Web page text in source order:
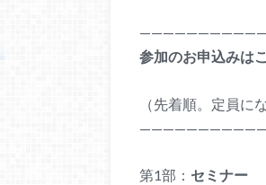
——————————
参加のお申込み
（先着順。定員に
——————————
第1部： セミナー